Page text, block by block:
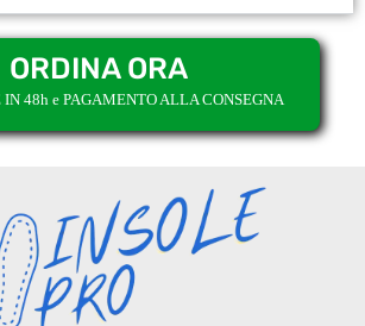
ORDINA ORA
IN 48h e PAGAMENTO ALLA CONSEGNA